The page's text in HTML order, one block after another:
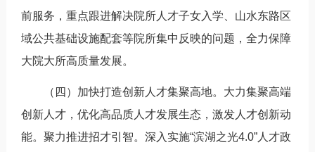
前服务，重点跟进解决院所人才子女入学、山水东路区
域公共基础设施配套等院所集中反映的问题，全力保障
大院大所高质量发展。
（四）加快打造创新人才集聚高地。大力集聚高端
创新人才，优化高品质人才发展生态，激发人才创新动
能。聚力推进招才引智。深入实施“滨湖之光4.0”人才政